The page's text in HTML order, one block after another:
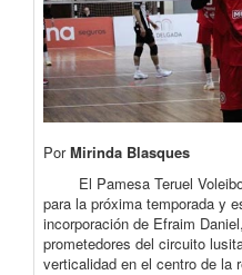
PorMirinda Blasques
El Pamesa Teruel
para la próxima temporada y
incorporación de Efraim
prometedores del circuito
verticalidad en el centro de